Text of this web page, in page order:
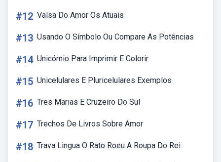
#12 Valsa Do Amor Os Atuais
#13 Usando O Símbolo Ou Compare As Potências
#14 Unicórnio Para Imprimir E Colorir
#15 Unicelulares E Pluricelulares Exemplos
#16 Tres Marias E Cruzeiro Do Sul
#17 Trechos De Livros Sobre Amor
#18 Trava Lingua O Rato Roeu A Roupa Do Rei